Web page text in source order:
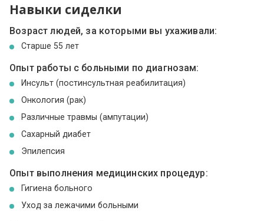
Навыки сиделки
Возраст людей, за которыми вы ухаживали:
Cтарше 55 лет
Опыт работы с больными по диагнозам:
Инсульт (постинсультная реабилитация)
Онкология (рак)
Различные травмы (ампутации)
Сахарный диабет
Эпилепсия
Опыт выполнения медицинских процедур:
Гигиена больного
Уход за лежачими больными